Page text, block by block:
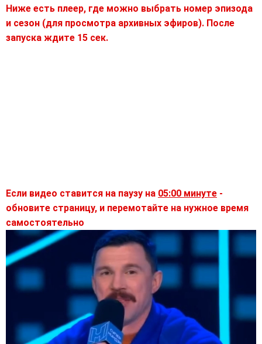
Ниже есть плеер, где можно выбрать номер эпизода
и сезон (для просмотра архивных эфиров). После
запуска ждите 15 сек.
Если видео ставится на паузу на 05:00 минуте -
обновите страницу, и перемотайте на нужное время
самостоятельно